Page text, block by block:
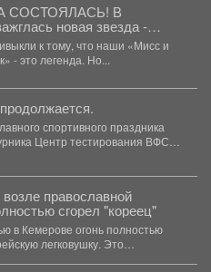
СОСТОЯЛАСЬ! В
новая звезда -
к тому, что наши «Мисс и
- это легенда. Но...
спортивного праздника
ВФСК
православной
сгорел "кореец"
в Кемерове огонь полностью
легковушку. Это